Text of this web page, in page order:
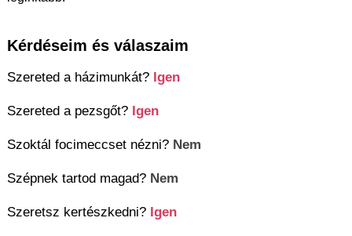
Kérdéseim és válaszaim
Szereted a házimunkát? Igen
Szereted a pezsgőt? Igen
Szoktál focimeccset nézni? Nem
Szépnek tartod magad? Nem
Szeretsz kertészkedni? Igen